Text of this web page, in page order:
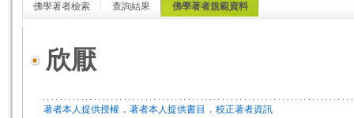
佛學著者檢索 查詢結果 佛學著者規範資料
欣厭
著者本人提供授權 ． 著者本人提供書目 ． 校正著者資訊